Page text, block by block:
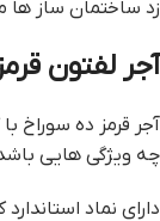
زد ساختمان ساز ها
آجر لفتون
آجر قرمز ده سوراخ
چه ویژگی هایی
دارای نماد